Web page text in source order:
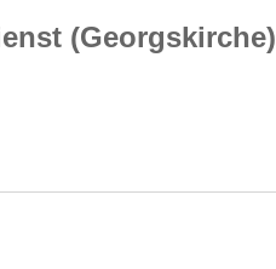
(Georgskirche)